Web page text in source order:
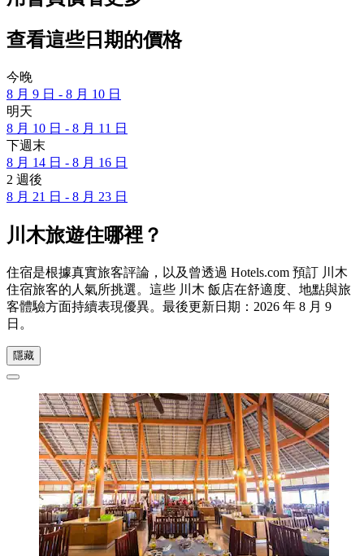
查看這些日期的價格
今晚
8 月 9 日 - 8 月 10 日
明天
8 月 10 日 - 8 月 11 日
下週末
8 月 14 日 - 8 月 16 日
2 週後
8 月 21 日 - 8 月 23 日
川木旅遊住哪裡？
住宿是根據真實旅客評論，以及曾透過 Hotels.com 預訂 川木
住宿旅客的人氣所挑選。這些 川木 飯店在舒適度、地點與旅
客體驗方面持續表現優異。最後更新日期： 2026 年 8 月 9
日 。
隱藏